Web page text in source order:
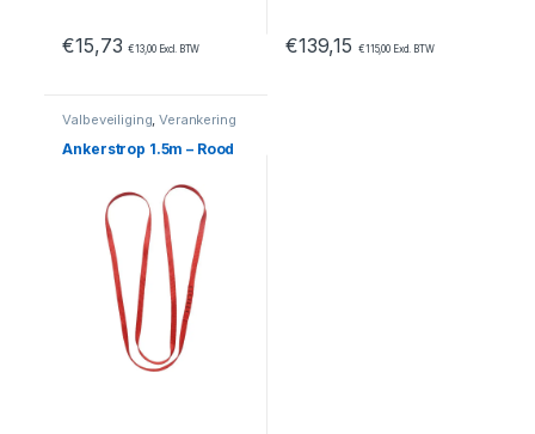
€15,73 €13,00Excl. BTW €139,15 €115,00Excl. BTW
Valbeveiliging ,Verankering
Ankerstrop 1.5m – Rood